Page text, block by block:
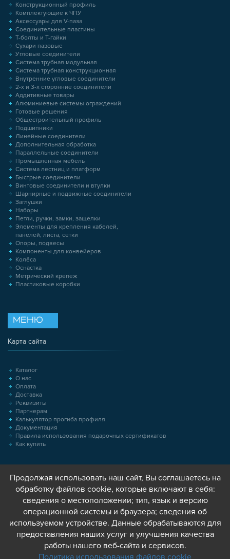
Конструкционный профиль
Комплектующие к ЧПУ
Аксессуары для V-паза
Соединительные пластины
Т-болты и Т-гайки
Сухари пазовые
Угловые соединители
Система трубная модульная
Система трубная конструкционная
Внутренние угловые соединители
2-х и 3-х сторонние соединители
Аддитивные товары
Алюминиевые системы ограждений
Готовые решения
Общестроительный профиль
Подшипники
Линейные соединители
Дополнительная обработка
Параллельные соединители
Промышленная мебель
Система лестниц и платформ
Быстрые соединители
Винтовые соединители и втулки
Шарнирные и подвижные соединители
Заглушки
Наборы
Петли, ручки, замки, защелки
Элементы для крепления кабелей,
панелей, листа, сетки
Опоры, подвесы
Компоненты для конвейеров
Колёса
Оснастка
Метрический крепеж
Пластиковые коробки
МЕНЮ
Карта сайта
Каталог
О нас
Оплата
Доставка
Реквизиты
Партнерам
Калькулятор прогиба профиля
Документация
Правила использования подарочных сертификатов
Как купить
Продолжая использовать наш сайт, Вы соглашаетесь на
обработку файлов cookie, которые включают в себя:
сведения о местоположении; тип, язык и версию
операционной системы и браузера; сведения об
используемом устройстве. Данные обрабатываются для
предоставления наших услуг и улучшения качества
работы нашего веб-сайта и сервисов.
Политика использования файлов cookie